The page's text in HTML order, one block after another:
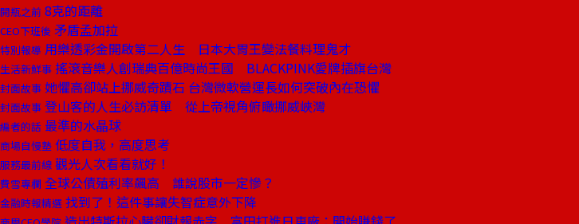
開瓶之前 8克的距離
CEO下班後 矛盾孟加拉
特別報導 用樂透彩金開啟第二人生 日本大胃王變法餐料理鬼才
生活新鮮事 搖滾音樂人創瑞典百億時尚王國 BLACKPINK愛牌插旗台灣
封面故事 她懼高卻站上挪威奇蹟石 台灣微軟營運長如何突破內在恐懼
封面故事 登山客的人生必訪清單 從上帝視角俯瞰挪威峽灣
編者的話 最準的水晶球
商場自慢塾 低度自我，高度思考
服務最前線 觀光人次看看就好！
費雪專欄 全球公債殖利率飆高 誰說股市一定慘？
金融時報精選 找到了！這件事讓失智症意外下降